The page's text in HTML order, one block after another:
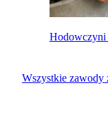
Hodowczyni
Wszystkie zawody